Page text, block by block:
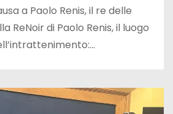
a Paolo Renis, il re delle
ReNoir di Paolo Renis, il luogo